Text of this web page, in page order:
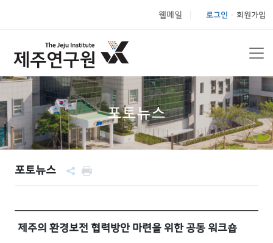
웹메일 로그인 회원가입
포토뉴스
포토뉴스
제주의 환경보전 협력방안 마련을 위한 공동 워크숍